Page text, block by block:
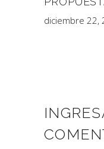
diciembre 22,